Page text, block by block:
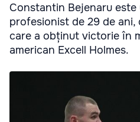
Constantin Bejenaru
profesionist de 29 de
care a obținut victorie în
american Excell Holmes.